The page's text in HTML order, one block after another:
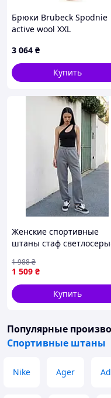
Брюки Brubeck Spodnie
active wool XXL
3 064 ₴
Купить
Женские спортивные
штаны стаф
спортивні штани стаф
світлосірі Staff mol gray
1 509 ₴
1 988₴
Купить
Популярные
Спортивные штаны
Nike Ager